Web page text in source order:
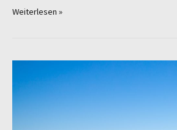
Die
September/
2024
Weiterlesen »